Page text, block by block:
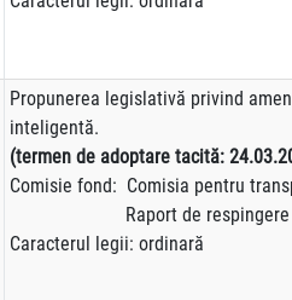
Propunerea legislativă privind
inteligentă.
(termen de adoptare tacită:
Comisie fond: Comisia pentru
Raport de respingere
Caracterul legii: ordinară